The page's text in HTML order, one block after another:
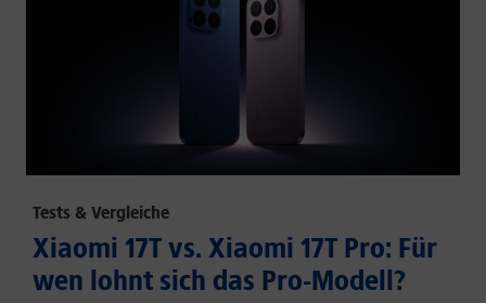
Tests & Vergleiche
Xiaomi 17T vs. Xiaomi 17T Pro: Für
wen lohnt sich das Pro-Modell?